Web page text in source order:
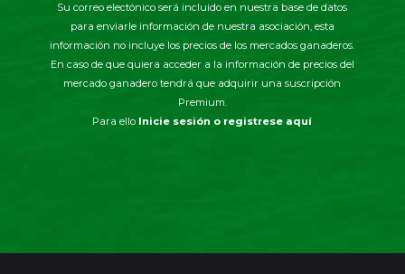
Su correo electónico será incluido en nuestra base de datos
para enviarle información de nuestra asociación, esta
información no incluye los precios de los mercados ganaderos.
En caso de que quiera acceder a la información de precios del
mercado ganadero tendrá que adquirir una suscripción
Premium.
Para ello Inicie sesión o registrese aquí